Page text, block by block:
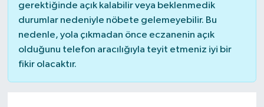
gerektiğinde açık kalabilir veya beklenmedik
durumlar nedeniyle nöbete gelemeyebilir. Bu
nedenle, yola çıkmadan önce eczanenin açık
olduğunu telefon aracılığıyla teyit etmeniz iyi bir
fikir olacaktır.